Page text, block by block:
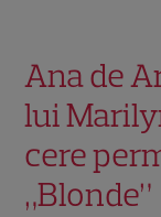
Ana de
lui
cere
„Blonde”